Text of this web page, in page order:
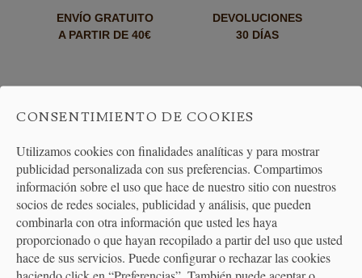
ENVÍO GRATUITO
A PARTIR DE 40€
DEVOLUCIONES
30 DÍAS
ATENCIÓN
AL CLIENTE
CONSENTIMIENTO DE COOKIES
Utilizamos cookies con finalidades analíticas y para mostrar
publicidad personalizada con sus preferencias. Compartimos
información sobre el uso que hace de nuestro sitio con nuestros
socios de redes sociales, publicidad y análisis, que pueden
combinarla con otra información que usted les haya
proporcionado o que hayan recopilado a partir del uso que usted
hace de sus servicios. Puede configurar o rechazar las cookies